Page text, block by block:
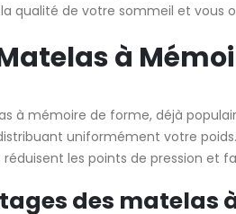
qualité de votre sommeil et vous
Matelas à
à mémoire de forme, déjà
uniformément votre
réduisent les points de pression
des matelas